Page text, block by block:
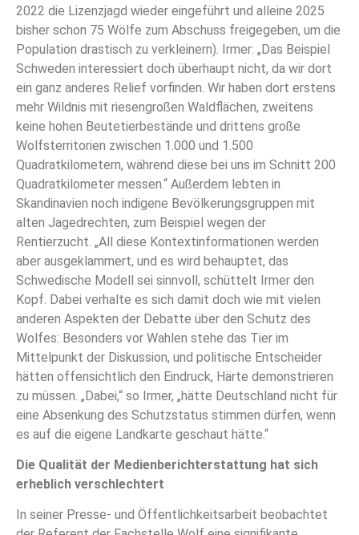
2022 die Lizenzjagd wieder eingeführt und alleine 2025
bisher schon 75 Wölfe zum Abschuss freigegeben, um die
Population drastisch zu verkleinern). Irmer: „Das Beispiel
Schweden interessiert doch überhaupt nicht, da wir dort
ein ganz anderes Relief vorfinden. Wir haben dort erstens
mehr Wildnis mit riesengroßen Waldflächen, zweitens
keine hohen Beutetierbestände und drittens große
Wolfsterritorien zwischen 1.000 und 1.500
Quadratkilometern, während diese bei uns im Schnitt 200
Quadratkilometer messen.“ Außerdem lebten in
Skandinavien noch indigene Bevölkerungsgruppen mit
alten Jagedrechten, zum Beispiel wegen der
Rentierzucht. „All diese Kontextinformationen werden
aber ausgeklammert, und es wird behauptet, das
Schwedische Modell sei sinnvoll, schüttelt Irmer den
Kopf. Dabei verhalte es sich damit doch wie mit vielen
anderen Aspekten der Debatte über den Schutz des
Wolfes: Besonders vor Wahlen stehe das Tier im
Mittelpunkt der Diskussion, und politische Entscheider
hätten offensichtlich den Eindruck, Härte demonstrieren
zu müssen. „Dabei,“ so Irmer, „hätte Deutschland nicht für
eine Absenkung des Schutzstatus stimmen dürfen, wenn
es auf die eigene Landkarte geschaut hätte.“
Die Qualität der Medienberichterstattung hat sich
erheblich verschlechtert
In seiner Presse- und Öffentlichkeitsarbeit beobachtet